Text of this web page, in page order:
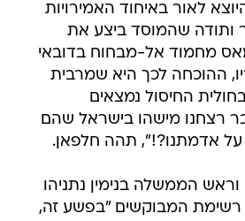
לאור באיחוד האמירויות
ותודה שהמוסד ביצע את
מחמוד אל-מבחוח בדובאי
ההוכחה לכך היא שמרבית
החיסול נמצאים
רצחנו מישהו בישראל שהם
על אדמתנו?!", תהה חלפאן.
וראש הממשלה בנימין נתניהו
רשימת המבוקשים "בפשע זה,